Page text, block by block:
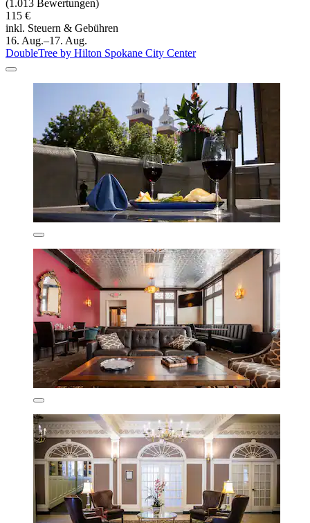
(1.013 Bewertungen)
115 €
inkl. Steuern & Gebühren
16. Aug.–17. Aug.
DoubleTree by Hilton Spokane City Center